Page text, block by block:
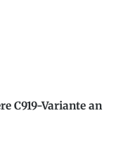
C919-Variante an